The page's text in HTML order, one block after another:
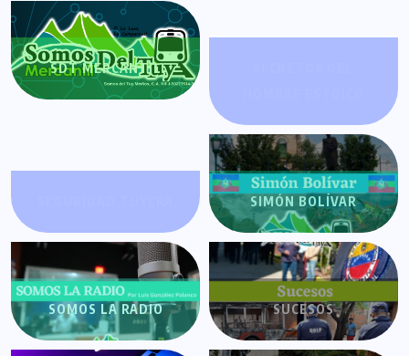
SDT MERCANTIL
SIMÓN BOLÍVAR
SOMOS LA RADIO SUCESOS